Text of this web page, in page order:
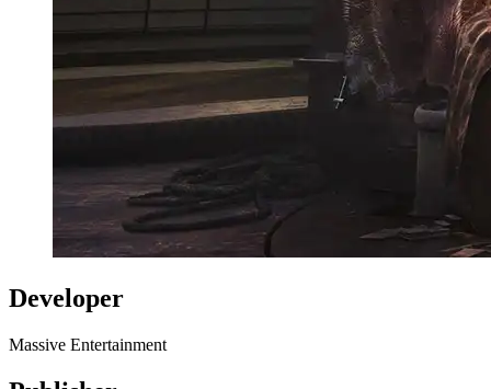
Developer
Massive Entertainment